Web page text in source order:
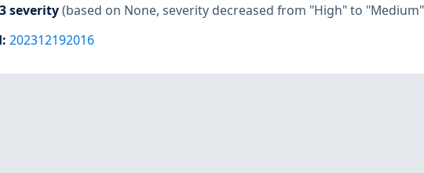
severity (based on None, severity decreased from "High" to
: 202312192016